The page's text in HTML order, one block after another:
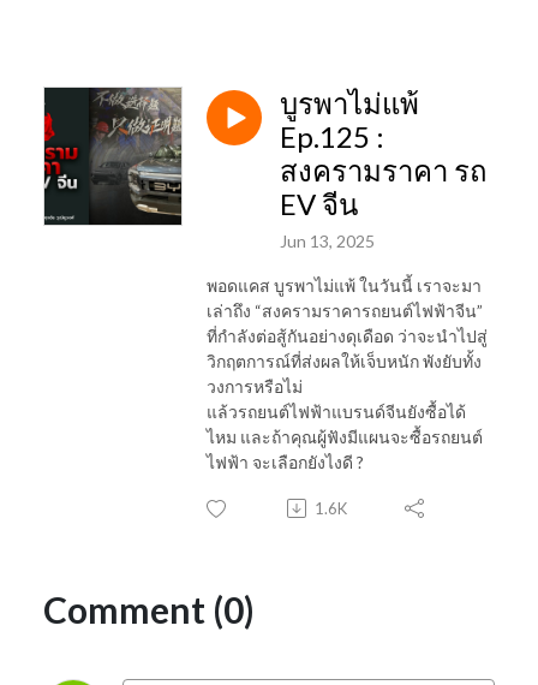
บูรพาไม่แพ้
Ep.125 :
สงครามราคา รถ
EV จีน
Jun 13, 2025
พอดแคส บูรพาไม่แพ้ ในวันนี้ เราจะมา
เล่าถึง “สงครามราคารถยนต์ไฟฟ้าจีน”
ที่กำลังต่อสู้กันอย่างดุเดือด ว่าจะนำไปสู่
วิกฤตการณ์ที่ส่งผลให้เจ็บหนัก พังยับทั้ง
วงการหรือไม่
แล้วรถยนต์ไฟฟ้าแบรนด์จีนยังซื้อได้
ไหม และถ้าคุณผู้ฟังมีแผนจะซื้อรถยนต์
ไฟฟ้า จะเลือกยังไงดี ?
1.6K
Comment (0)